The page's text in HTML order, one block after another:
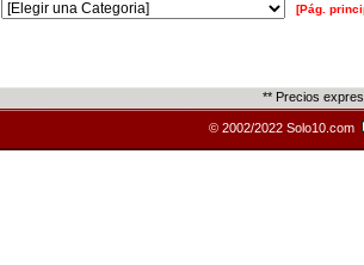
[Pág.
** Precios
© 2002/2022 Solo10.com